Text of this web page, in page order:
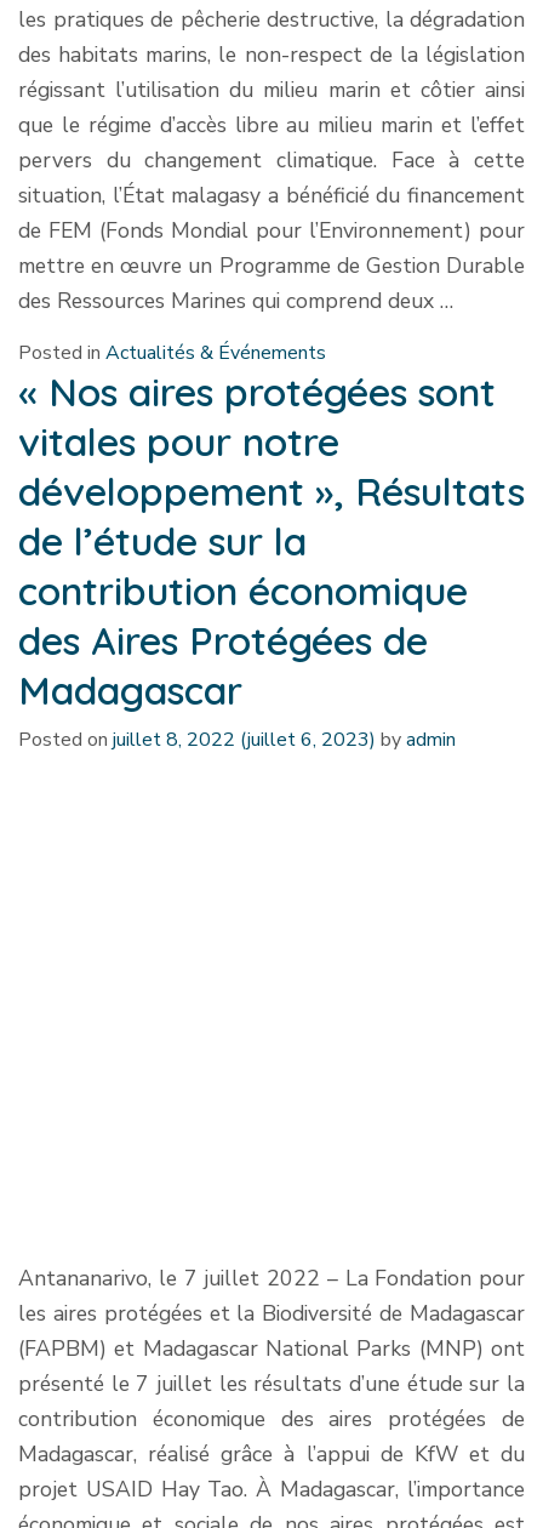
les pratiques de pêcherie destructive, la dégradation
des habitats marins, le non-respect de la législation
régissant l’utilisation du milieu marin et côtier ainsi
que le régime d’accès libre au milieu marin et l’effet
pervers du changement climatique. Face à cette
situation, l’État malagasy a bénéficié du financement
de FEM (Fonds Mondial pour l’Environnement) pour
mettre en œuvre un Programme de Gestion Durable
des Ressources Marines qui comprend deux …
Posted in Actualités & Événements
« Nos aires protégées sont
vitales pour notre
développement », Résultats
de l’étude sur la
contribution économique
des Aires Protégées de
Madagascar
Posted on juillet 8, 2022 (juillet 6, 2023) byadmin
Antananarivo, le 7 juillet 2022 – La Fondation pour
les aires protégées et la Biodiversité de Madagascar
(FAPBM) et Madagascar National Parks (MNP) ont
présenté le 7 juillet les résultats d’une étude sur la
contribution économique des aires protégées de
Madagascar, réalisé grâce à l’appui de KfW et du
projet USAID Hay Tao. À Madagascar, l’importance